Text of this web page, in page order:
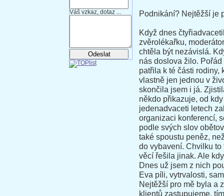
Váš vzkaz, dotaz ... Podnikání? Nejtěžší je
Když dnes
zvěrolékařku,
chtěla být nezávislá.
nás doslova žilo.
patřila k té části rodiny,
vlastně jen jednou v
skončila jsem i já.
někdo přikazuje, od
jedenadvaceti letech
organizaci konferencí,
podle svých slov
také spoustu peněz,
do vybavení. Chvilku
věcí řešila jinak. Ale
Dnes už jsem z nich
Eva píli, vytrvalosti,
Nejtěžší pro mě byla a
klientů zastupujeme,